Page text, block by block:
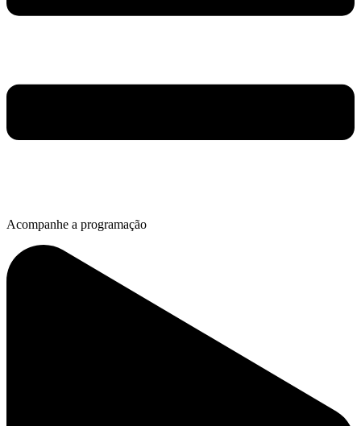
Acompanhe a programação